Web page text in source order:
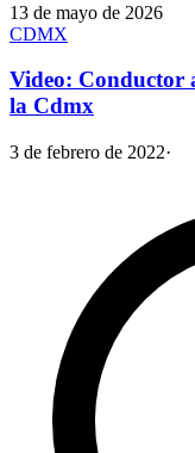
13 de mayo de 2026
CDMX
Video: Conductor
la Cdmx
3 de febrero de 2022·